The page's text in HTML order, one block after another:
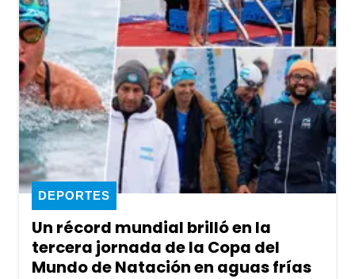
Un récord mundial brilló en la
tercera jornada de la Copa del
Mundo de Natación en aguas frías
DEPORTES